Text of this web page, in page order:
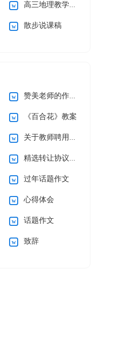
高三地理教学计划
散步说课稿
赞美老师的作文400字
《百合花》教案
关于教师聘用合同范本
精选转让协议书三篇
过年话题作文
心得体会
话题作文
致辞